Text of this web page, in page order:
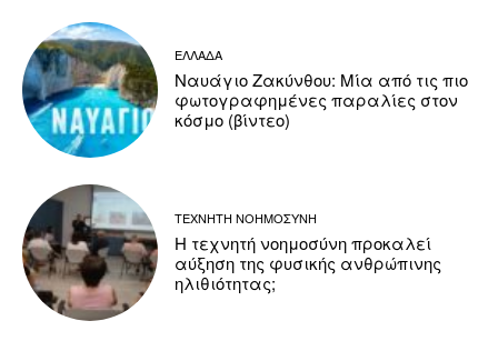
ΕΛΛΑΔΑ
Ναυάγιο Ζακύνθου: Μία από τις πιο
φωτογραφημένες παραλίες στον
κόσμο (βίντεο)
ΤΕΧΝΗΤΗ ΝΟΗΜΟΣΥΝΗ
Η τεχνητή νοημοσύνη προκαλεί
αύξηση της φυσικής ανθρώπινης
ηλιθιότητας;